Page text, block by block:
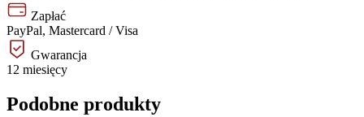
Zapłać
PayPal, Mastercard / Visa
Gwarancja
12 miesięcy
Podobne produkty